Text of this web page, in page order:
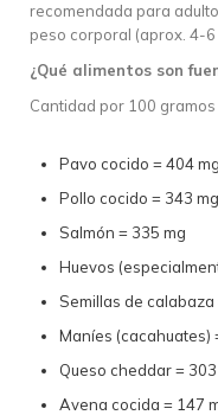
recomendada para
peso corporal (aprox. 4-6
¿Qué alimentos son
Cantidad por 100
Pavo cocido = 404 mg
Pollo cocido = 343 mg
Salmón = 335 mg
Huevos
Semillas de calabaza
Maníes (cacahuates)
Queso cheddar =
Avena cocida = 147